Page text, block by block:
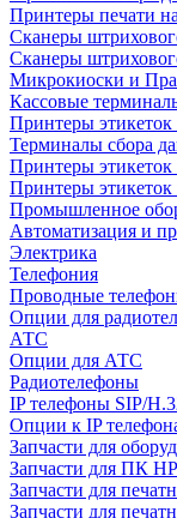
Принтеры печати
Сканеры
Сканеры
Микрокиоски и
Кассовые
Принтеры этикеток
Терминалы сбора
Принтеры
Принтеры этикеток
Промышленное
Автоматизация и
Электрика
Телефония
Проводные
Опции для
АТС
Опции для АТС
Радиотелефоны
IP телефоны SIP/
Опции к IP
Запчасти для
Запчасти для ПК HP
Запчасти для
Запчасти для